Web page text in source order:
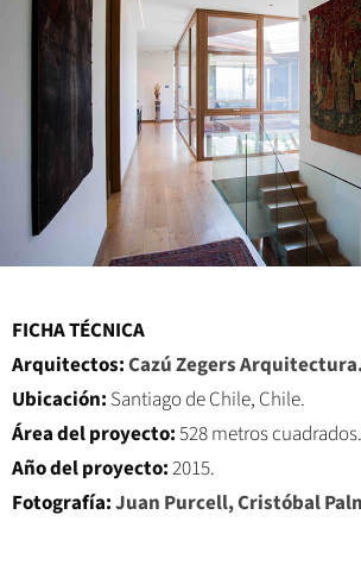
FICHA TÉCNICA
Arquitectos:Cazú Zegers Arquitectura.
Ubicación: Santiago de Chile, Chile.
Área del proyecto:528 metros cuadrados.
Año del proyecto:2015.
Fotografía:Juan Purcell,Cristóbal